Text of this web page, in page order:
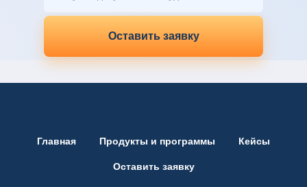
Оставить заявку
Главная Продукты и программы Кейсы
Оставить заявку